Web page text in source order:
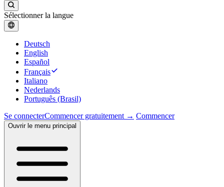
Sélectionner la langue
Deutsch
English
Español
Français
Italiano
Nederlands
Português (Brasil)
Se connecterCommencer gratuitement → Commencer
Ouvrir le menu principal